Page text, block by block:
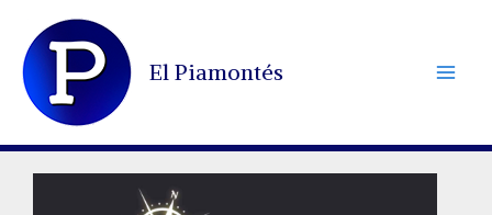
contenido
El Piamontés